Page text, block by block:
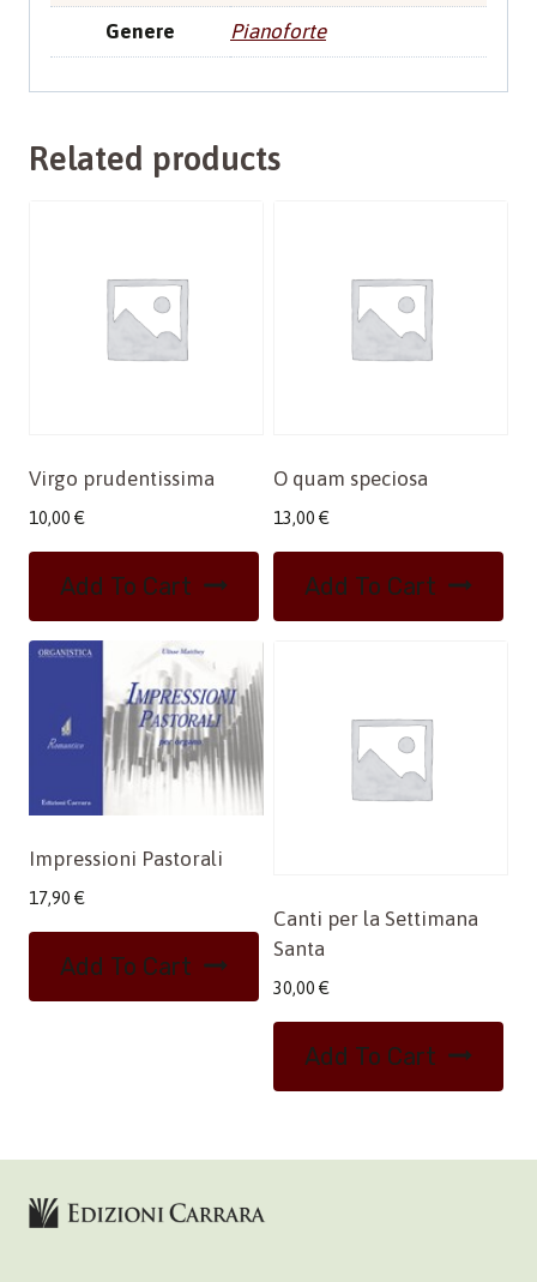
Genere Pianoforte
Related products
Virgo prudentissima
10,00 €
Add To Cart
O quam speciosa
13,00 €
Add To Cart
Impressioni Pastorali
17,90 €
Add To Cart
Canti per la Settimana
Santa
30,00 €
Add To Cart